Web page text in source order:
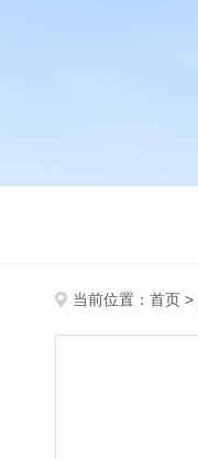
当前位置： 首页 >